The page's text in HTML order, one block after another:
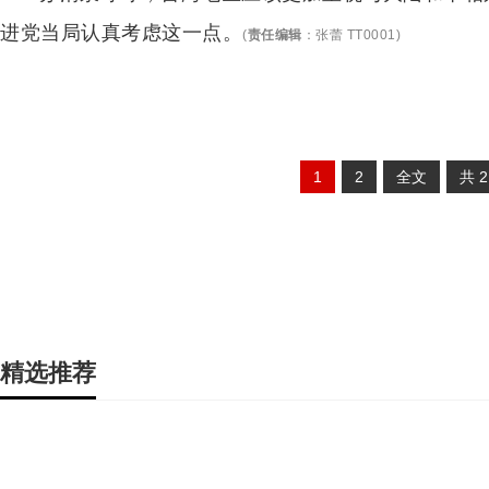
进党当局认真考虑这一点。
(责任编辑 ： 张蕾 TT0001)
1 2 全文 共 2
精选推荐